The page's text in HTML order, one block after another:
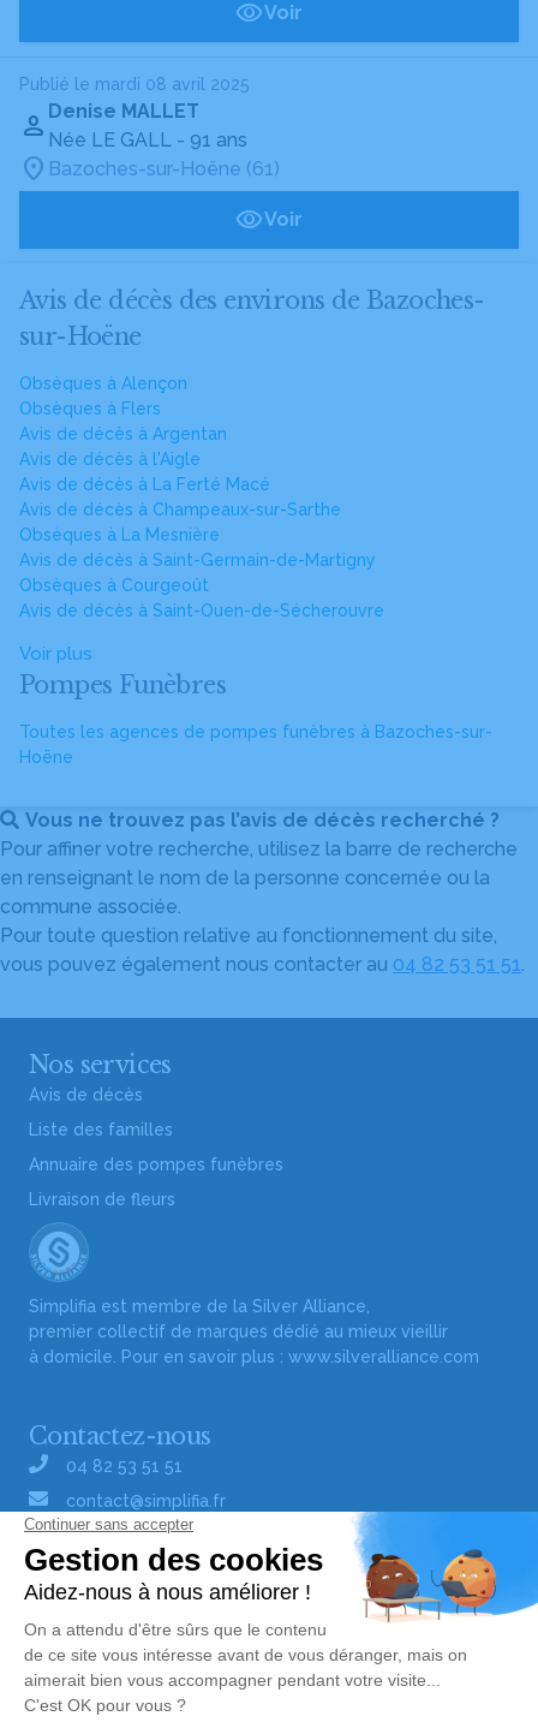
Voir
Publié le mardi 08 avril 2025
Denise MALLET
Née LE GALL - 91 ans
Bazoches-sur-Hoëne (61)
Voir
Avis de décès des environs de Bazoches-
sur-Hoëne
Obsèques à Alençon
Obsèques à Flers
Avis de décès à Argentan
Avis de décès à l'Aigle
Avis de décès à La Ferté Macé
Avis de décès à Champeaux-sur-Sarthe
Obsèques à La Mesnière
Avis de décès à Saint-Germain-de-Martigny
Obsèques à Courgeoût
Avis de décès à Saint-Ouen-de-Sécherouvre
Voir plus
Pompes Funèbres
Toutes les agences de pompes funèbres à Bazoches-sur-
Hoëne
Vous ne trouvez pas l’avis de décès recherché ?
Pour affiner votre recherche, utilisez la barre de recherche
en renseignant le nom de la personne concernée ou la
commune associée.
Pour toute question relative au fonctionnement du site,
vous pouvez également nous contacter au 04 82 53 51 51.
Nos services
Avis de décès
Liste des familles
Annuaire des pompes funèbres
Livraison de fleurs
Simplifia est membre de la Silver Alliance,
premier collectif de marques dédié au mieux vieillir
à domicile. Pour en savoir plus : www.silveralliance.com
Contactez-nous
04 82 53 51 51
contact@simplifia.fr
Réseaux sociaux
Liens utiles
Publier un avis de décès